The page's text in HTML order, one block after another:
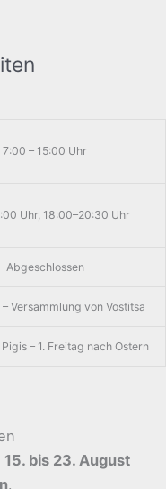
7:00 – 15:00 Uhr
Uhr, 18:00–20:30 Uhr
Abgeschlossen
Versammlung von Vostitsa
– 1. Freitag nach Ostern
bis 23. August
.